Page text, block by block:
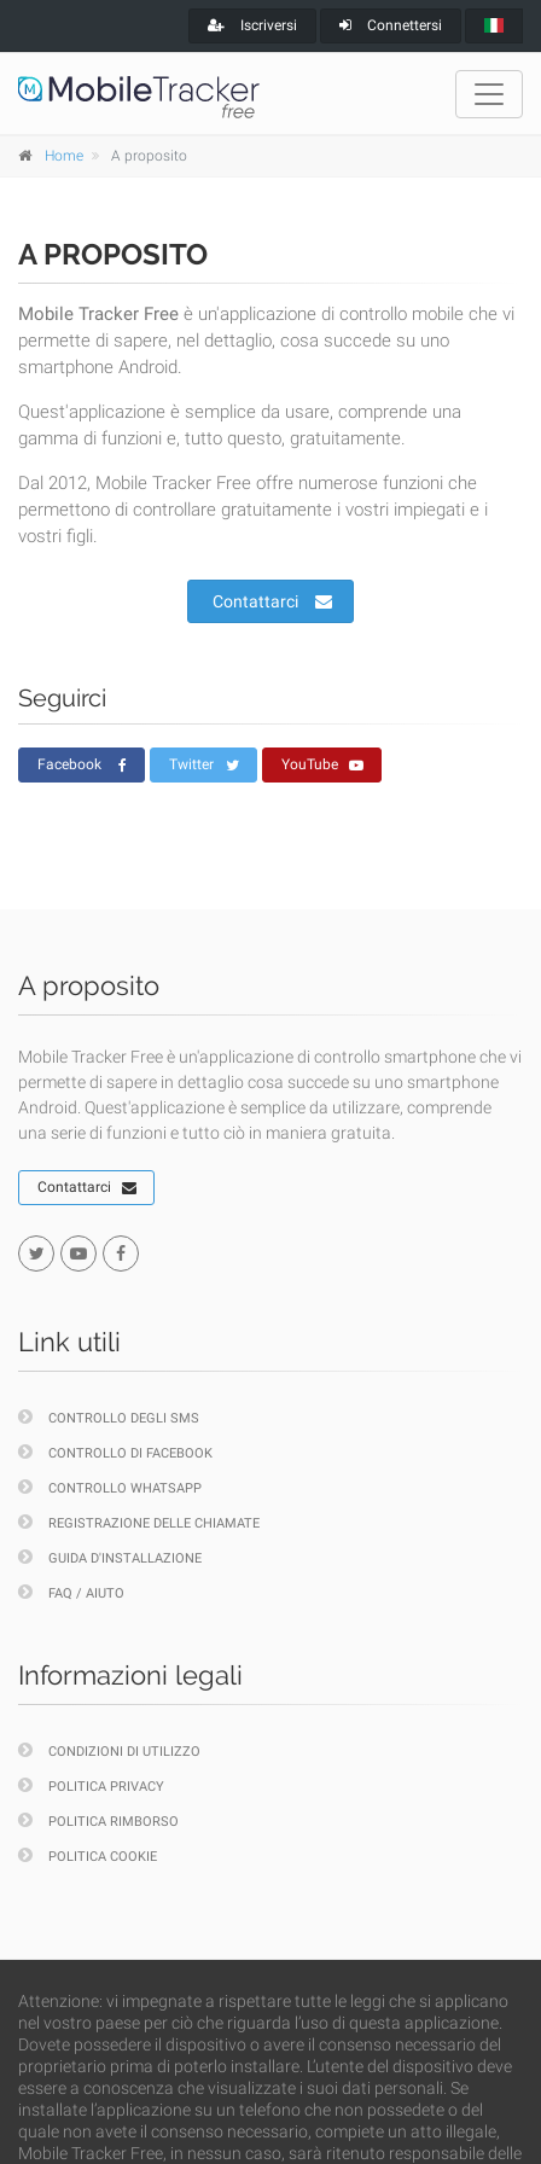
Iscriversi Connettersi
Home A proposito
A PROPOSITO
Mobile Tracker Free è un'applicazione di controllo mobile che vi
permette di sapere, nel dettaglio, cosa succede su uno
smartphone Android.
Quest'applicazione è semplice da usare, comprende una
gamma di funzioni e, tutto questo, gratuitamente.
Dal 2012, Mobile Tracker Free offre numerose funzioni che
permettono di controllare gratuitamente i vostri impiegati e i
vostri figli.
Contattarci
Seguirci
Facebook Twitter YouTube
A proposito
Mobile Tracker Free è un'applicazione di controllo smartphone che vi
permette di sapere in dettaglio cosa succede su uno smartphone
Android. Quest'applicazione è semplice da utilizzare, comprende
una serie di funzioni e tutto ciò in maniera gratuita.
Contattarci
Link utili
CONTROLLO DEGLI SMS
CONTROLLO DI FACEBOOK
CONTROLLO WHATSAPP
REGISTRAZIONE DELLE CHIAMATE
GUIDA D'INSTALLAZIONE
FAQ / AIUTO
Informazioni legali
CONDIZIONI DI UTILIZZO
POLITICA PRIVACY
POLITICA RIMBORSO
POLITICA COOKIE
Attenzione: vi impegnate a rispettare tutte le leggi che si applicano
nel vostro paese per ciò che riguarda l’uso di questa applicazione.
Dovete possedere il dispositivo o avere il consenso necessario del
proprietario prima di poterlo installare. L’utente del dispositivo deve
essere a conoscenza che visualizzate i suoi dati personali. Se
installate l’applicazione su un telefono che non possedete o del
quale non avete il consenso necessario, compiete un atto illegale,
Mobile Tracker Free, in nessun caso, sarà ritenuto responsabile delle